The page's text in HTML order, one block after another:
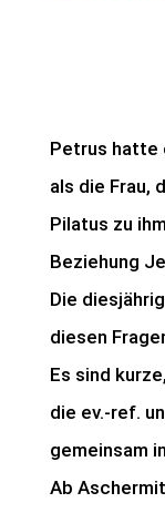
Petrus hatte
als die Frau,
Pilatus zu
Beziehung
Die
diesen
Es sind
die ev.-ref.
gemeinsam
Ab